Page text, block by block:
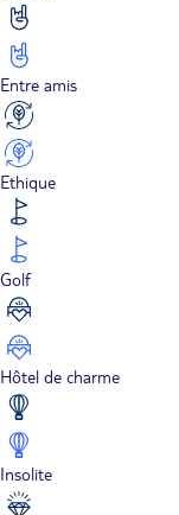
Entre amis
Ethique
Golf
Hôtel de charme
Insolite